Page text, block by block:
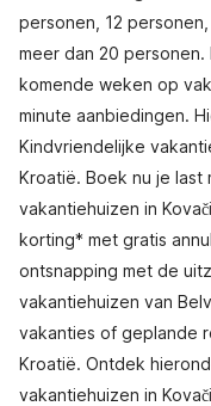
personen, 12
meer dan 20 personen.
komende weken op
minute aanbiedingen.
Kindvriendelijke
Kroatië. Boek nu je last
vakantiehuizen in
korting* met gratis
ontsnapping met de
vakantiehuizen van
vakanties of geplande
Kroatië. Ontdek
vakantiehuizen in